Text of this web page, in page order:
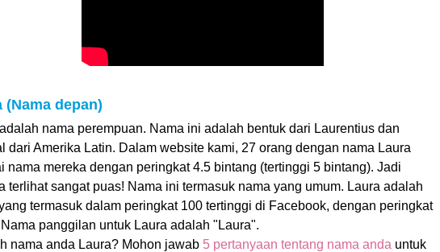
(Nama depan)
nama perempuan. Nama ini adalah bentuk dari Laurentius dan
dari Amerika Latin. Dalam website kami, 27 orang dengan nama Laura
nama mereka dengan peringkat 4.5 bintang (tertinggi 5 bintang). Jadi
terlihat sangat puas! Nama ini termasuk nama yang umum. Laura adalah
termasuk dalam peringkat 100 tertinggi di Facebook, dengan peringkat
Nama panggilan untuk Laura adalah "Laura".
nama anda Laura? Mohon jawab 5 pertanyaan tentang nama anda untuk